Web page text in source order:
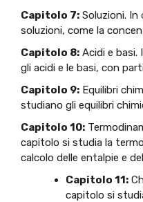
Capitolo 7: Soluzioni.
soluzioni, come la
Capitolo 8: Acidi e
gli acidi e le basi, con
Capitolo 9: Equilibri
studiano gli equilibri
Capitolo 10:
capitolo si studia la
calcolo delle entalpie e
Capitolo 11:
capitolo si